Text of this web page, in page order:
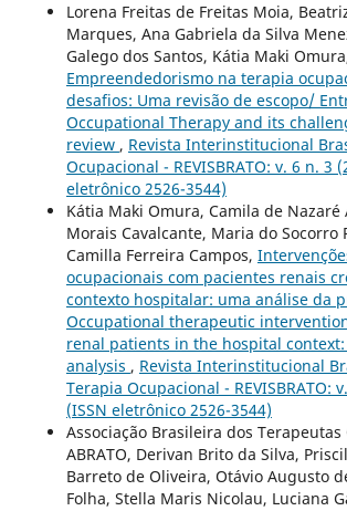
Lorena Freitas de Freitas Moia,
Marques, Ana Gabriela da Silva
Galego dos Santos, Kátia Maki
Empreendedorismo na terapia
desafios: Uma revisão de escopo/
Occupational Therapy and its
review , Revista Interinstitucional
Ocupacional - REVISBRATO: v. 6 n. 3
eletrônico 2526-3544)
Kátia Maki Omura, Camila de Nazaré
Morais Cavalcante, Maria do Socorro
Camilla Ferreira Campos,
ocupacionais com pacientes renais
contexto hospitalar: uma análise da
Occupational therapeutic
renal patients in the hospital
analysis , Revista Interinstitucional
Terapia Ocupacional - REVISBRATO:
(ISSN eletrônico 2526-3544)
Associação Brasileira dos
ABRATO, Derivan Brito da Silva,
Barreto de Oliveira, Otávio Augusto
Folha, Stella Maris Nicolau, Luciana